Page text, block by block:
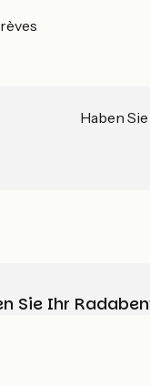
Haben
Sie Ihr